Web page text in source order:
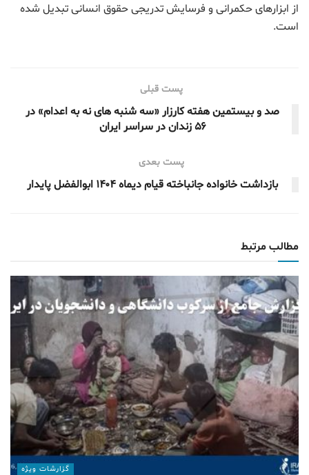
از ابزارهای حکمرانی و فرسایش تدریجی حقوق انسانی تبدیل شده
است.
پست قبلی
صد و بیستمین هفته کارزار «سه شنبه های نه به اعدام» در
۵۶ زندان در سراسر ایران
پست بعدی
بازداشت خانواده جانباخته قیام دیماه ۱۴۰۴ ابوالفضل پایدار
مطالب مرتبط
گزارشات ويژه